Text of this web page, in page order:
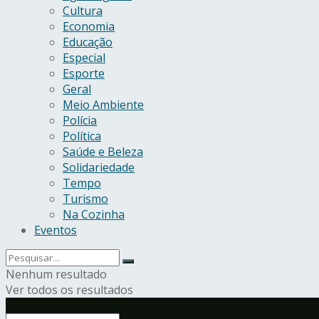
Cultura
Economia
Educação
Especial
Esporte
Geral
Meio Ambiente
Polícia
Política
Saúde e Beleza
Solidariedade
Tempo
Turismo
Na Cozinha
Eventos
Nenhum resultado
Ver todos os resultados